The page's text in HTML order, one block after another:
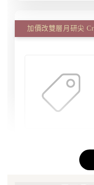
層月研尖 #6 大